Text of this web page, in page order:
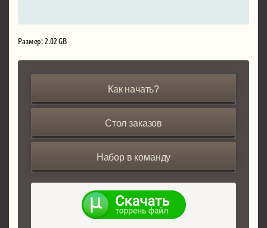
Размер: 2.02 GB
Как начать?
Стол заказов
Набор в команду